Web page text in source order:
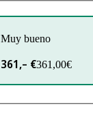
Muy bueno
361,– €361,00€